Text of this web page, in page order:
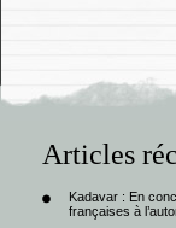
Articles
Kadavar : En
françaises à